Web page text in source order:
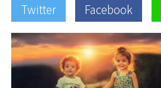
Twitter
Facebook